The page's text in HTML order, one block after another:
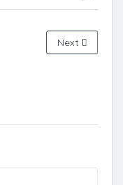
Next